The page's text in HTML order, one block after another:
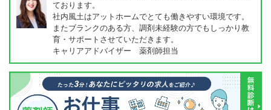
ております。
社内風土はアットホームでとても働きやすい環境です。
またブランクのある方、調剤未経験の方でもしっかり教
育・サポートさせていただきます。
キャリアアドバイザー 薬剤師担当